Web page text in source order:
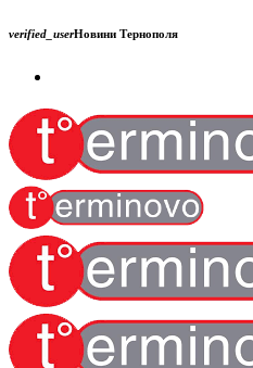
verified_userНовини Тернополя